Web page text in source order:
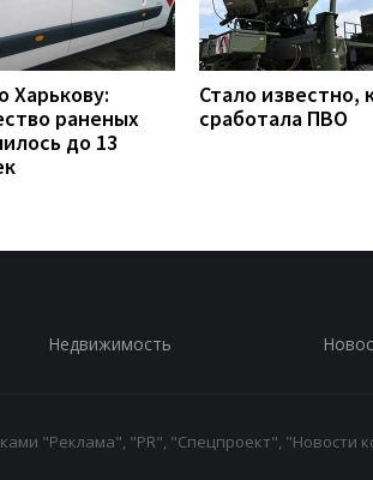
Харькову:
раненых
до 13
Стало известно,
сработала ПВО
Недвижимость
"Реклама", "PR", "Спецпроект", "Новости